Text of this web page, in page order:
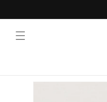
進む
商品情